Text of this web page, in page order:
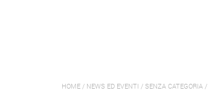
HOME / NEWS ED EVENTI / SENZA CATEGORIA /